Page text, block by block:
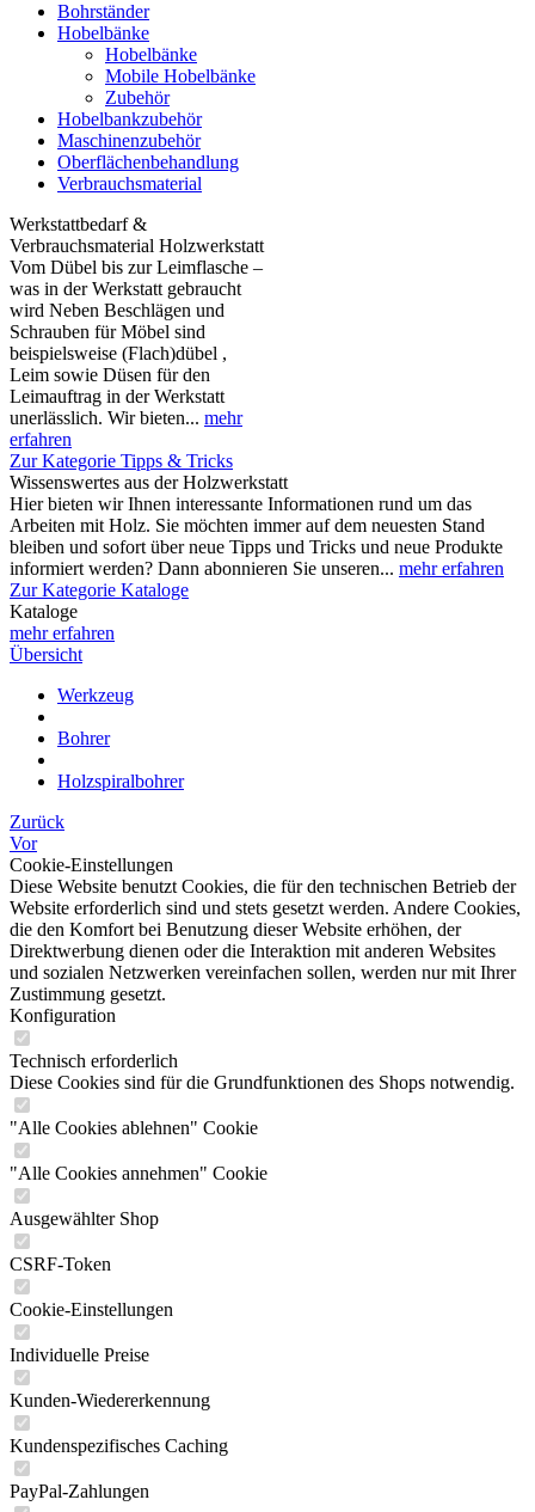
Bohrständer
Hobelbänke
Hobelbänke
Mobile Hobelbänke
Zubehör
Hobelbankzubehör
Maschinenzubehör
Oberflächenbehandlung
Verbrauchsmaterial
Werkstattbedarf &
Verbrauchsmaterial Holzwerkstatt
Vom Dübel bis zur Leimflasche –
was in der Werkstatt gebraucht
wird Neben Beschlägen und
Schrauben für Möbel sind
beispielsweise (Flach)dübel ,
Leim sowie Düsen für den
Leimauftrag in der Werkstatt
unerlässlich. Wir bieten... mehr
erfahren
Zur Kategorie Tipps & Tricks
Wissenswertes aus der Holzwerkstatt
Hier bieten wir Ihnen interessante Informationen rund um das
Arbeiten mit Holz. Sie möchten immer auf dem neuesten Stand
bleiben und sofort über neue Tipps und Tricks und neue Produkte
informiert werden? Dann abonnieren Sie unseren... mehr erfahren
Zur Kategorie Kataloge
Kataloge
mehr erfahren
Übersicht
Werkzeug
Bohrer
Holzspiralbohrer
Zurück
Vor
Cookie-Einstellungen
Diese Website benutzt Cookies, die für den technischen Betrieb der
Website erforderlich sind und stets gesetzt werden. Andere Cookies,
die den Komfort bei Benutzung dieser Website erhöhen, der
Direktwerbung dienen oder die Interaktion mit anderen Websites
und sozialen Netzwerken vereinfachen sollen, werden nur mit Ihrer
Zustimmung gesetzt.
Konfiguration
Technisch erforderlich
Diese Cookies sind für die Grundfunktionen des Shops notwendig.
"Alle Cookies ablehnen" Cookie
"Alle Cookies annehmen" Cookie
Ausgewählter Shop
CSRF-Token
Cookie-Einstellungen
Individuelle Preise
Kunden-Wiedererkennung
Kundenspezifisches Caching
PayPal-Zahlungen